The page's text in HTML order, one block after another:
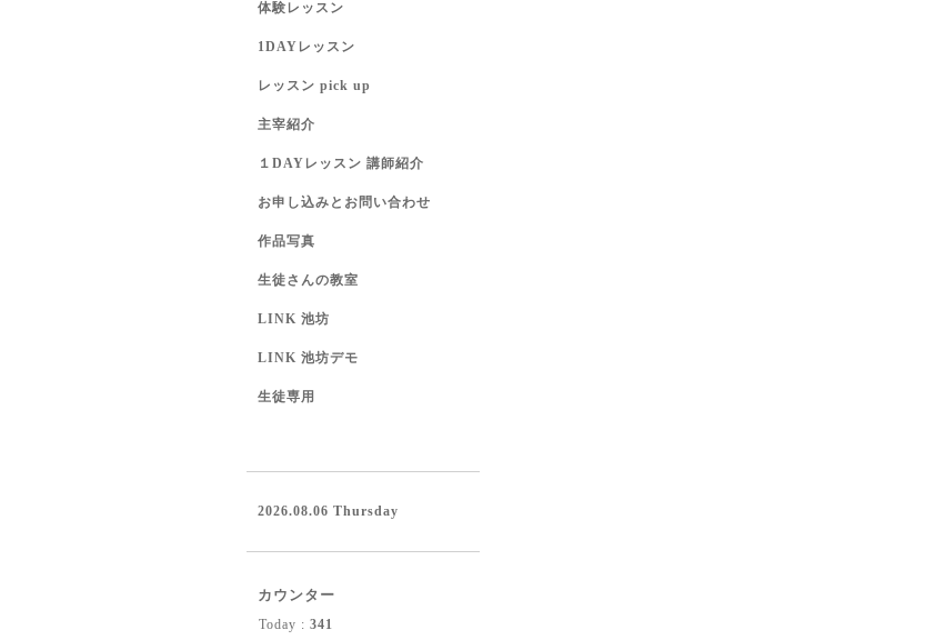
体験レッスン
1DAYレッスン
レッスン pick up
主宰紹介
１DAYレッスン 講師紹介
お申し込みとお問い合わせ
作品写真
生徒さんの教室
LINK 池坊
LINK 池坊デモ
生徒専用
2026.08.06 Thursday
カウンター
Today : 341